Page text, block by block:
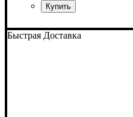
Быстрая Доставка